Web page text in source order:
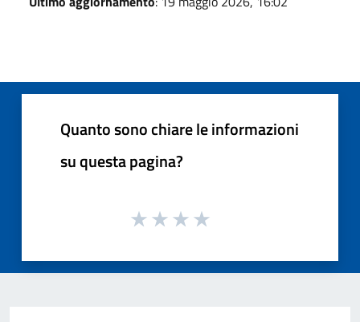
Quanto sono chiare le informazioni
su questa pagina?